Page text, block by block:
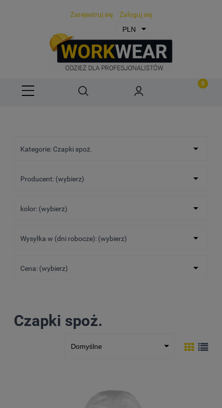
Zarejestruj się Zaloguj się
Kategorie: Czapki spoż.
Producent: (wybierz)
kolor: (wybierz)
Wysyłka w (dni robocze): (wybierz)
Cena: (wybierz)
Czapki spoż.